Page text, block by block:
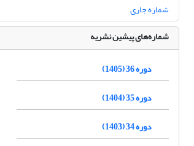
شماره جاری
شماره‌های پیشین نشریه
دوره 36 (1405)
دوره 35 (1404)
دوره 34 (1403)